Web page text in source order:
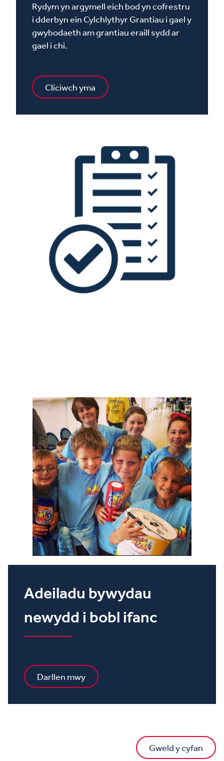
Rydym yn argymell eich bod yn cofrestru
i dderbyn ein Cylchlythyr Grantiau i gael y
gwybodaeth am grantiau eraill sydd ar
gael i chi.
Cliciwch yma
Adeiladu bywydau
newydd i bobl ifanc
Darllen mwy
Gweld y cyfan